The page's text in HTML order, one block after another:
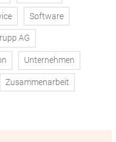
Software
AG
Unternehmen
Zusammenarbeit